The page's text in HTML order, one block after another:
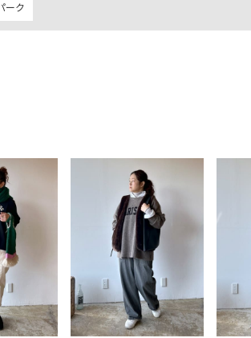
ジャケット・アウター
Antiquite's（アンティークス）
Audition（オーディション）
blue willow（ブルーウィロー）
blue willow（ブルーウィロー）
CUBE SUGAR（キューブシュガー）
ーク